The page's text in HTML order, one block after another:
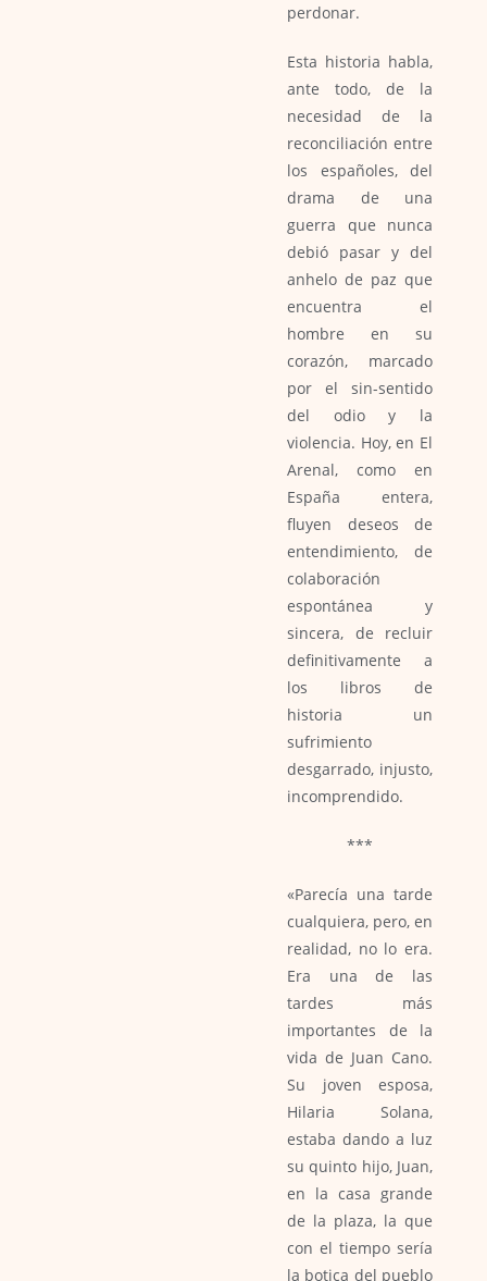
perdonar.
Esta historia habla,
ante todo, de la
necesidad de la
reconciliación entre
los españoles, del
drama de una
guerra que nunca
debió pasar y del
anhelo de paz que
encuentra el
hombre en su
corazón, marcado
por el sin-sentido
del odio y la
violencia. Hoy, en El
Arenal, como en
España entera,
fluyen deseos de
entendimiento, de
colaboración
espontánea y
sincera, de recluir
definitivamente a
los libros de
historia un
sufrimiento
desgarrado, injusto,
incomprendido.
***
«Parecía una tarde
cualquiera, pero, en
realidad, no lo era.
Era una de las
tardes más
importantes de la
vida de Juan Cano.
Su joven esposa,
Hilaria Solana,
estaba dando a luz
su quinto hijo, Juan,
en la casa grande
de la plaza, la que
con el tiempo sería
la botica del pueblo